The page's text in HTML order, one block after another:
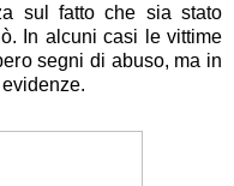
sul fatto che sia stato
In alcuni casi le vittime
segni di abuso, ma in